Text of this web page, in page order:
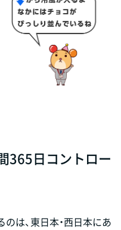
365日コントロー
は、東日本・西日本にあ